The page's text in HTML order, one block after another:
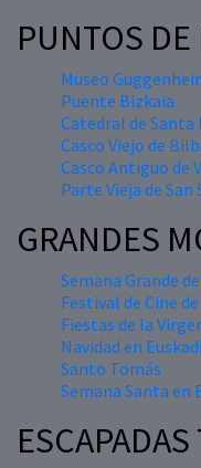
PUNTOS
Museo
Puente Bizkaia
Catedral de
Casco Viejo de
Casco Antiguo de
Parte Vieja de San
GRANDES
Semana Grande
Festival de Cine
Fiestas de la
Navidad en Euskadi
Santo Tomás
Semana Santa en